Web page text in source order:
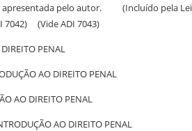
apresentada pelo autor. (Incluído pela Lei
7042) (Vide ADI 7043)
PENAL
AO DIREITO PENAL
AO DIREITO PENAL
AO DIREITO PENAL